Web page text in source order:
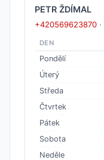
PETR ŽDÍMAL
+420569623870 ·
DEN
Pondělí
Úterý
Středa
Čtvrtek
Pátek
Sobota
Neděle